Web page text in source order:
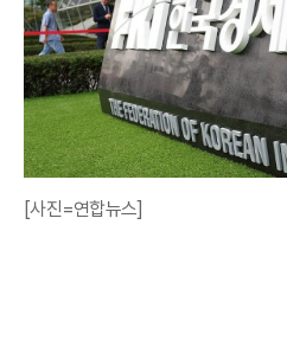
[사진=연합뉴스]